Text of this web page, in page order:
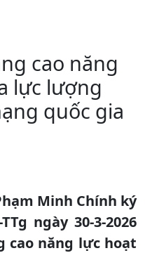
cao năng
lực lượng
quốc gia
Minh Chính ký
ngày 30-3-2026
cao năng lực hoạt